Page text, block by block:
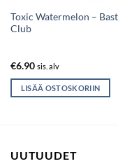
Toxic Watermelon –
Club
€6.90 sis. alv
LISÄÄ OSTOSKORIIN
UUTUUDET